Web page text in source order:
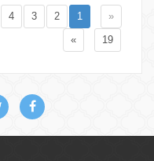
«
1
2
3
4
19
»